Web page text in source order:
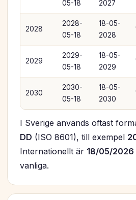
05-18
2027
2028
2028-
05-18
18-05-
2028
2029
2029-
05-18
18-05-
2029
2030
2030-
05-18
18-05-
2030
I Sverige används oftast
DD (ISO 8601), till exempel
Internationellt är 18/05/2026
vanliga.